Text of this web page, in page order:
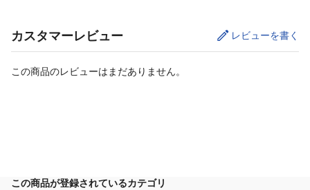
カスタマーレビュー レビューを書く
この商品のレビューはまだありません。
この商品が登録されているカテゴリ